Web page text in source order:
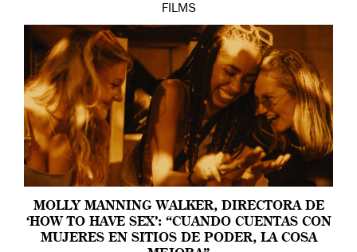
FILMS
MOLLY MANNING WALKER, DIRECTORA DE
‘HOW TO HAVE SEX’: “CUANDO CUENTAS CON
MUJERES EN SITIOS DE PODER, LA COSA